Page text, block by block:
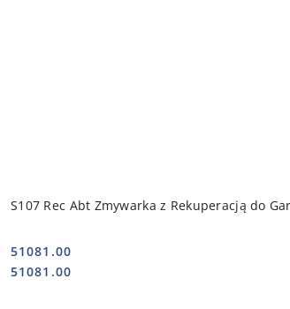
S107 Rec Abt Zmywarka z Rekuperacją do
Cena:
51081.00
Cena:
51081.00